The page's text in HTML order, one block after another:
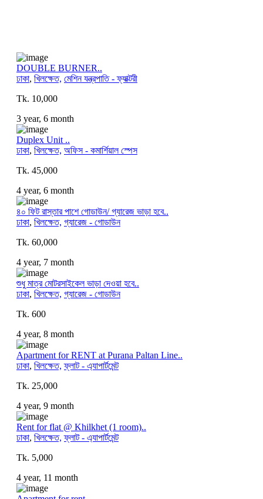
DOUBLE BURNER..
ঢাকা, খিলক্ষেত, মেশিন যন্ত্রপাতি - ফ্যাক্টরী
Tk. 10,000
3 year, 6 month
Duplex Unit ..
ঢাকা, খিলক্ষেত, অফিস - কমার্শিয়াল স্পেস
Tk. 45,000
4 year, 6 month
৪০ ফিট রাস্তার পাশে গোডাউন/ গ্যারেজ ভাড়া হবে..
ঢাকা, খিলক্ষেত, গ্যারেজ - গোডাউন
Tk. 60,000
4 year, 7 month
শুধু মাত্র মোটরসাইকেল ভাড়া দেওয়া হবে..
ঢাকা, খিলক্ষেত, গ্যারেজ - গোডাউন
Tk. 600
4 year, 8 month
Apartment for RENT at Purana Paltan Line..
ঢাকা, খিলক্ষেত, ফ্লাট - এ্যাপার্টমেন্ট
Tk. 25,000
4 year, 9 month
Rent for flat @ Khilkhet (1 room)..
ঢাকা, খিলক্ষেত, ফ্লাট - এ্যাপার্টমেন্ট
Tk. 5,000
4 year, 11 month